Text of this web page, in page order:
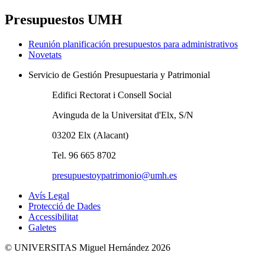
Presupuestos UMH
Reunión planificación presupuestos para administrativos
Novetats
Servicio de Gestión Presupuestaria y Patrimonial
Edifici Rectorat i Consell Social
Avinguda de la Universitat d'Elx, S/N
03202 Elx (Alacant)
Tel. 96 665 8702
presupuestoypatrimonio@umh.es
Avís Legal
Protecció de Dades
Accessibilitat
Galetes
© UNIVERSITAS Miguel Hernández 2026